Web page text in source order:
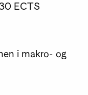
ECTS
i makro- og